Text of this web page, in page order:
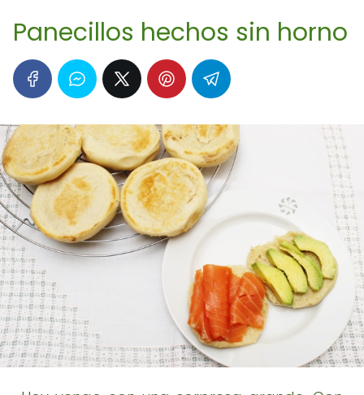
Panecillos hechos sin horno